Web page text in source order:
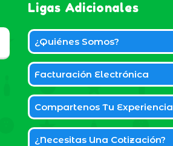
Ligas Adicionales
¿Quiénes Somos?
Facturación Electrónica
Compartenos Tu Experiencia
¿Necesitas Una Cotización?